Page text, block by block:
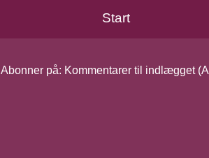
Start
Abonner på: Kommentarer til indlægget